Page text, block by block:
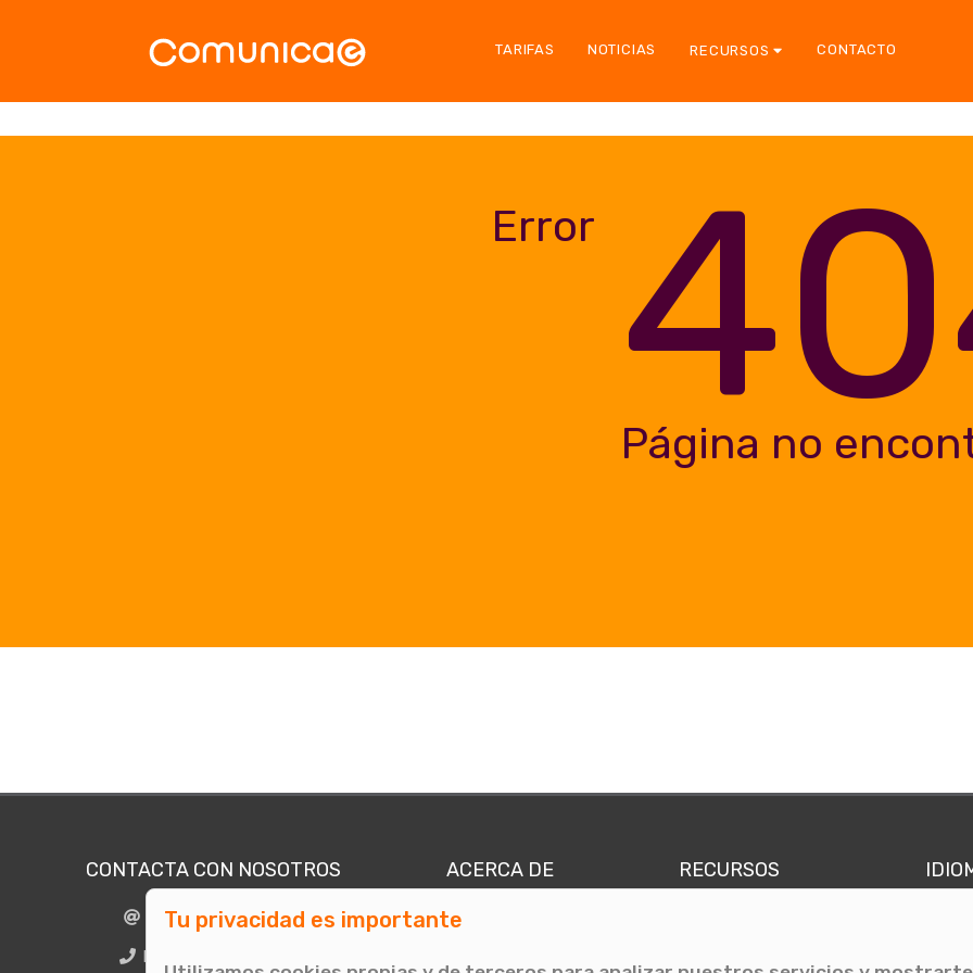
TARIFAS NOTICIAS RECURSOS CONTACTO
Error
Página no
CONTACTA CON NOSOTROS
info@comunicae.com
BCN + 34 931 702 774
ACERCA DE
Quiénes somos
RECURSOS
Tu privacidad es importante